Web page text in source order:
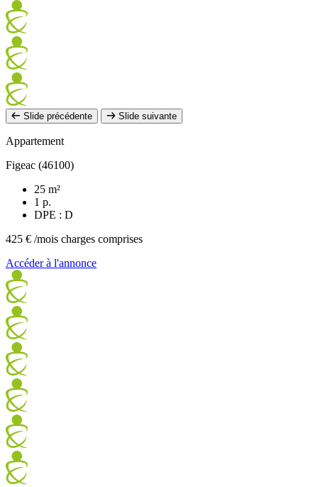
Slide précédente Slide suivante
Appartement
Figeac (46100)
25 m²
1 p.
DPE : D
425 € /mois charges comprises
Accéder à l'annonce